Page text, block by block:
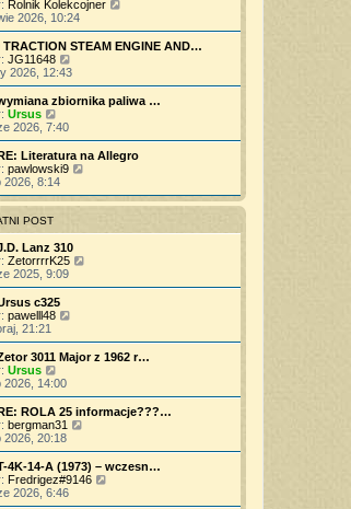
p
s
t
w
z
y
s
t
a
n
o
z
y
s
t
e
l
n
a
j
o
w
s
z
y
p
o
s
Rolnik Kolekcojner
ś
w
l
n
o
z
2026, 10:24
TRACTION STEAM ENGINE AND…
JG11648
y
ś
w
n
a
n
s
z
y
2026, 12:43
zbiornika paliwa …
Ursus
y
ś
w
i
e
l
a
j
n
o
s
z
y
s
2026, 7:40
Literatura na Allegro
pawlowski9
ś
w
e
a
z
s
2026, 8:14
POST
Lanz 310
ZetorrrrK25
ś
n
o
z
y
p
2025, 9:09
c325
pawelll48
ś
w
l
n
a
o
w
21:21
3011 Major z 1962 r…
Ursus
y
ś
w
i
e
l
n
a
j
2026, 14:00
ROLA 25 informacje???…
bergman31
ś
w
i
2026, 20:18
4K-14-A (1973) – wczesn…
Fredrigez#9146
ś
2026, 6:46